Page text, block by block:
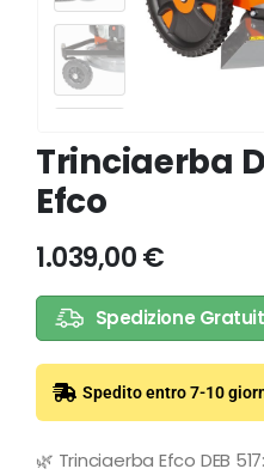
Trinciaerba
Efco
1.039,00€
Spedizione
Spedito entro 7-10
🌿 Trinciaerba Efco DEB